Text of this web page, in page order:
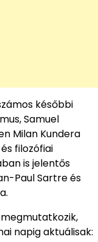
későbbi
Samuel
Milan Kundera
filozófiai
is jelentős
Paul Sartre és
napig aktuálisak: